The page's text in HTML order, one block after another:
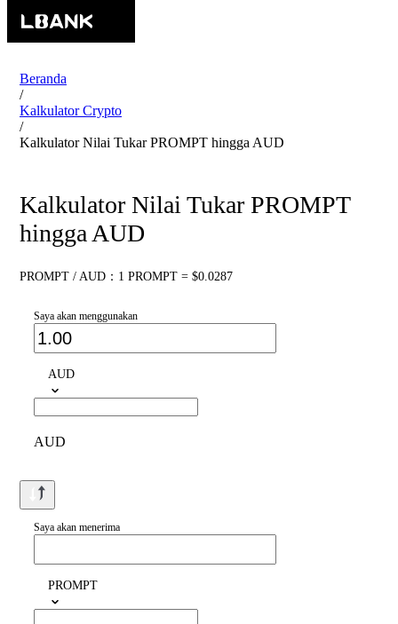
Beranda
/
Kalkulator Crypto
/
Kalkulator Nilai Tukar PROMPT hingga AUD
Kalkulator Nilai Tukar PROMPT
hingga AUD
PROMPT / AUD：1 PROMPT = $0.0287
Saya akan menggunakan
AUD
AUD
Saya akan menerima
PROMPT